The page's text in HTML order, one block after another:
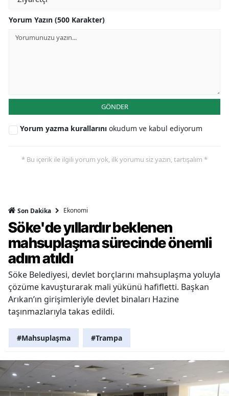
Yorum Yazın (500 Karakter)
GÖNDER
Yorum yazma kurallarını okudum ve kabul ediyorum
* Bu içerik ile ilgili yorum yok, ilk yorumu siz yazın, tartışalım *
Son Dakika Ekonomi
Söke'de yıllardır beklenen
mahsuplaşma sürecinde önemli
adım atıldı
Söke Belediyesi, devlet borçlarını mahsuplaşma yoluyla
çözüme kavuşturarak mali yükünü hafifletti. Başkan
Arıkan’ın girişimleriyle devlet binaları Hazine
taşınmazlarıyla takas edildi.
#Mahsuplaşma #Trampa